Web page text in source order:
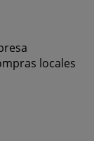
locales